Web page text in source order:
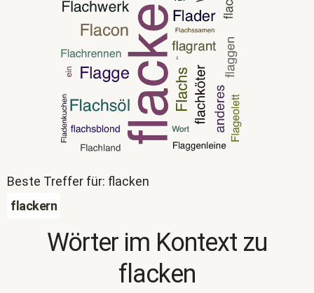
Beste Treffer für: flacken
flackern
Wörter im Kontext zu
flacken